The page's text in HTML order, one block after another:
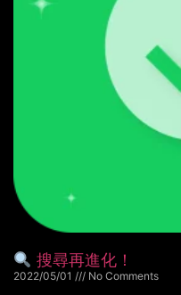
搜尋再進化！
2022/05/01 No Comments